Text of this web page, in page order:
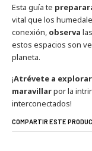
Esta guía te
vital que los
conexión, observa
estos espacios son
planeta.
¡Atrévete a explorar
maravillarpor la
interconectados!
COMPARTIR ESTE